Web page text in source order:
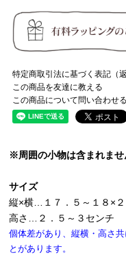
特定商取引法に基づく表記（返
この商品を友達に教える
この商品について問い合わせる
※周囲の小物は含まれませ
サイズ
縦×横…１７．５～１８×
高さ…２．５～３センチ
個体差があり、縦横・高さ
とがあります。